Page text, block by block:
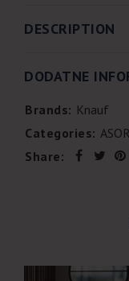
DESCRIPTION
DODATNE
Brands: Knauf
Categories:
Share: